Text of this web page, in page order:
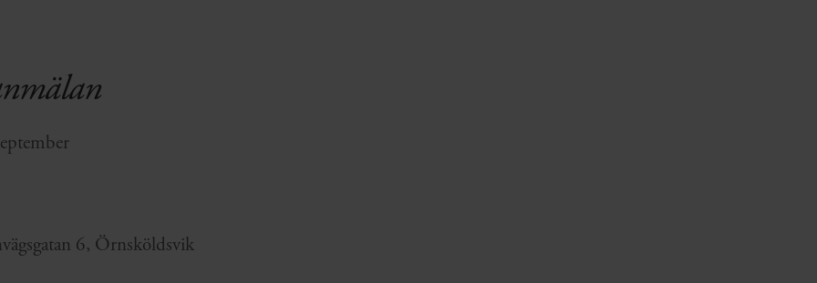
6, Örnsköldsvik